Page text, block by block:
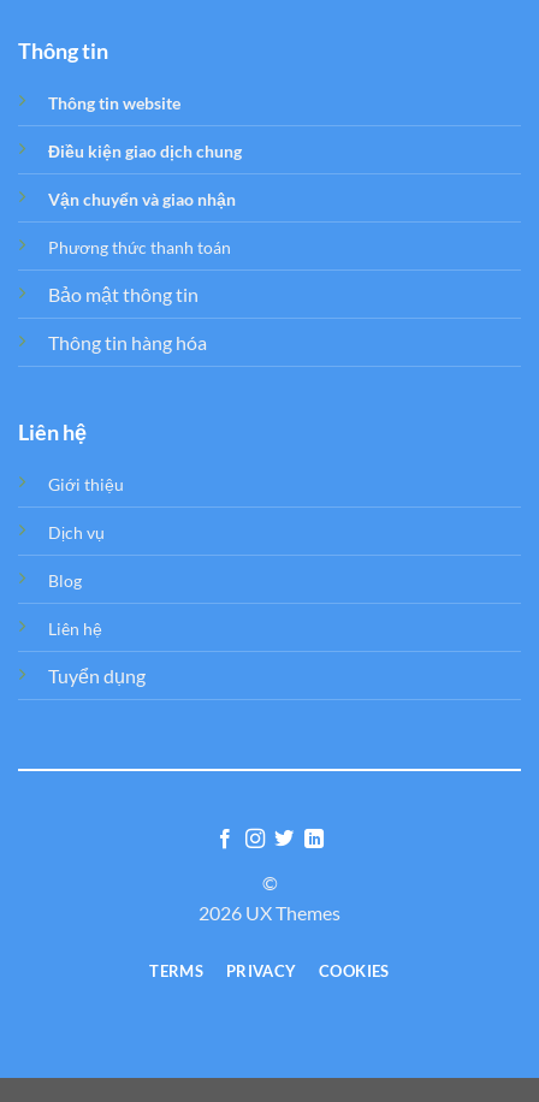
Thông tin
Thông tin website
Điều kiện giao dịch chung
Vận chuyển và giao nhận
Phương thức thanh toán
Bảo mật thông tin
Thông tin hàng hóa
Liên hệ
Giới thiệu
Dịch vụ
Blog
Liên hệ
Tuyển dụng
©
2026 UX Themes
TERMS PRIVACY COOKIES